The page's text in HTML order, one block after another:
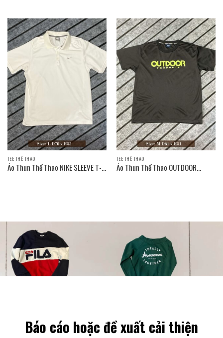
TEE THỂ THAO
Áo Thun Thể Thao NIKE SLEEVE T-
TEE THỂ THAO
Áo Thun Thể Thao OUTDOOR
Báo cáo hoặc đề xuất cải thiện